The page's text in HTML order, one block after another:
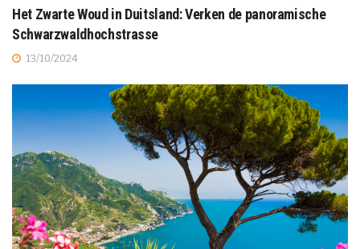
Het Zwarte Woud in Duitsland: Verken de panoramische
Schwarzwaldhochstrasse
13/10/2024